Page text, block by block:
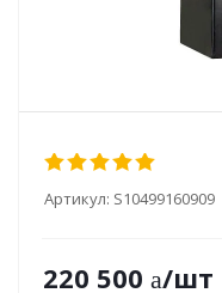
Артикул: S10499160909
220 500 /шт